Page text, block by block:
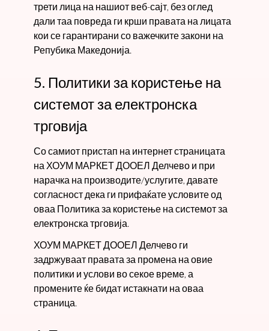
трети лица на нашиот веб-сајт, без оглед
дали таа повреда ги крши правата на лицата
кои се гарантирани со важечките закони на
Репубика Македонија.
5. Политики за користење на
системот за електронска
трговија
Со самиот пристап на интернет страницата
на ХОУМ МАРКЕТ ДООЕЛ Делчево и при
нарачка на производите/услугите, давате
согласност дека ги прифаќате условите од
оваа Политика за користење на системот за
електронска трговија.
ХОУМ МАРКЕТ ДООЕЛ Делчево ги
задржуваат правата за промена на овие
политики и услови во секое време, а
промените ќе бидат истакнати на оваа
страница.